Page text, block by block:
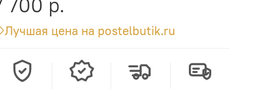
Лучшая цена на postelbutik.ru